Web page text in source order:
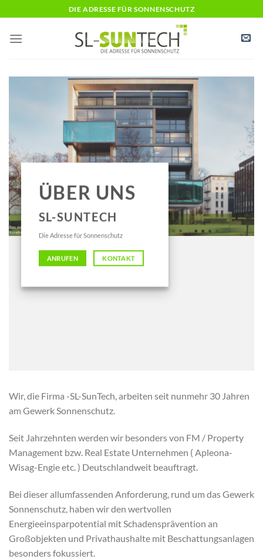
Inhalt
springen
DIE ADRESSE FÜR SONNENSCHUTZ
ÜBER UNS
SL-SUNTECH
Die Adresse für Sonnenschutz
ANRUFEN KONTAKT
Wir, die Firma -SL-SunTech, arbeiten seit nunmehr 30 Jahren
am Gewerk Sonnenschutz.
Seit Jahrzehnten werden wir besonders von FM / Property
Management bzw. Real Estate Unternehmen ( Apleona-
Wisag-Engie etc. ) Deutschlandweit beauftragt.
Bei dieser allumfassenden Anforderung, rund um das Gewerk
Sonnenschutz, haben wir den wertvollen
Energieeinsparpotential mit Schadensprävention an
Großobjekten und Privathaushalte mit Beschattungsanlagen
besonders fokussiert.